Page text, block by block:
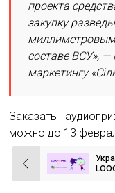
проекта
закупку
составе ВСУ», —
маркетингу
Заказать
можно до 13
Навигация
по